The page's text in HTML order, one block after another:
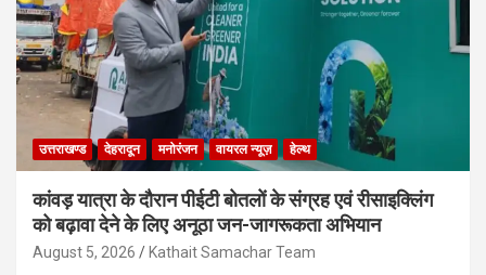
उत्तराखण्ड देहरादून मनोरंजन वायरल न्यूज़ हेल्थ
कांवड़ यात्रा के दौरान पीईटी बोतलों के संग्रह एवं रीसाइक्लिंग
को बढ़ावा देने के लिए अनूठा जन-जागरूकता अभियान
August 5, 2026 Kathait Samachar Team